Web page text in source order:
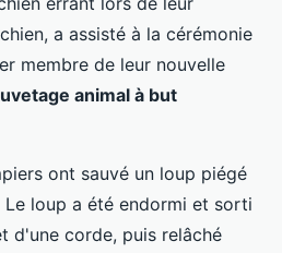
a assisté à la cérémonie
membre de leur nouvelle
animal à but
ont sauvé un loup piégé
Le loup a été endormi et sorti
d'une corde, puis relâché